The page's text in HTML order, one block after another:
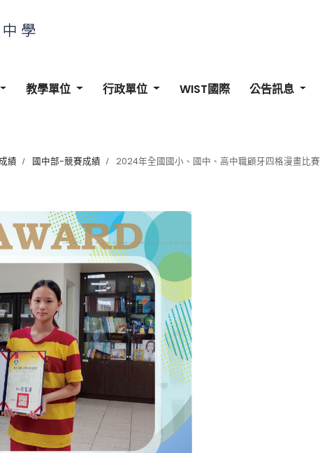
教學單位 行政單位 WIST國際 公告訊息
績 國中部-競賽成績 2024年全國國小、國中、高中職顧牙四格漫畫比賽